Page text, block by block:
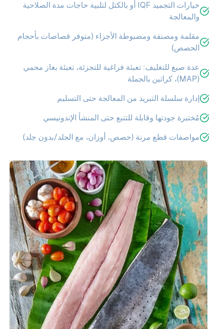
خيارات التجميد IQF أو بالكتل لتلبية حاجات مدة الصلاحية
والمعالجة
مقلمة ومصنفة ومضبوطة الأجزاء (متوفر قصاصات بأحجام
الحصص)
عدة صيغ للتغليف: تعبئة فراغية للتجزئة، تعبئة بغاز محمي
(MAP)، كراتين بالجملة
إدارة سلسلة التبريد من المعالجة حتى التسليم
مُختبرة جودتها وقابلة للتتبع حتى المنشأ الإندونيسي
مواصفات قطع مرنة (حصص، أوزان، مع الجلد/بدون جلد)